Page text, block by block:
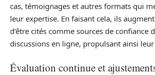
cas, témoignages et autres formats qui
leur expertise. En faisant cela, ils
d’être cités comme sources de confiance
discussions en ligne, propulsant ainsi
Évaluation continue et